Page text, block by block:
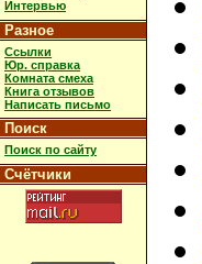
Интервью
Разное
Ссылки
Юр. справка
Комната смеха
Книга отзывов
Написать письмо
Поиск
Поиск по сайту
Счётчики